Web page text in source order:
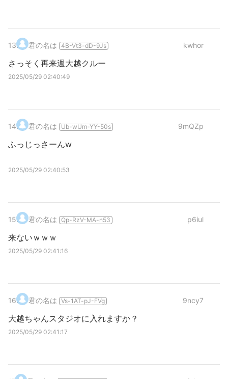
13. 君の名は 4B-Vt3-dD-9Js kwhor
さっそく再来週大越クルー
2025/05/29 02:40:49
14. 君の名は Ub-wUm-YY-50s 9mQZp
ふっじっさーんw
2025/05/29 02:40:53
15. 君の名は Qp-RzV-MA-n53 p6iul
来ないｗｗｗ
2025/05/29 02:41:16
16. 君の名は Vs-1AT-pJ-FVg 9ncy7
大越ちゃんスタジオに入れますか？
2025/05/29 02:41:17